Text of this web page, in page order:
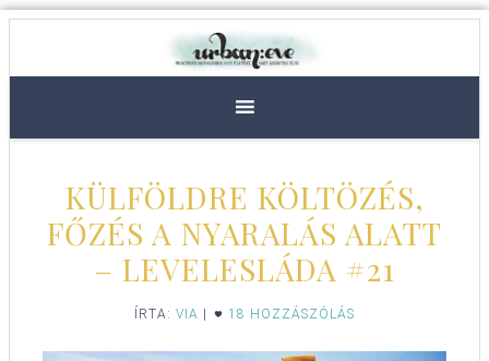
KÜLFÖLDRE KÖLTÖZÉS,
FŐZÉS A NYARALÁS ALATT
– LEVELESLÁDA #21
ÍRTA: VIA 18 HOZZÁSZÓLÁS